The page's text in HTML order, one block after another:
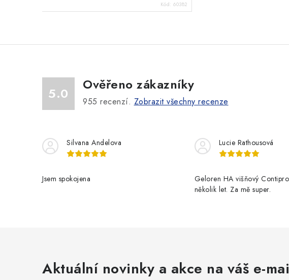
Kód: 60382
5.0
Ověřeno zákazníky
955 recenzí. Zobrazit všechny recenze
Silvana Andelova
Jsem spokojena
Lucie Rathousová
Geloren HA višňový
několik let. Za mě super.
Aktuální novinky a akce na váš e-